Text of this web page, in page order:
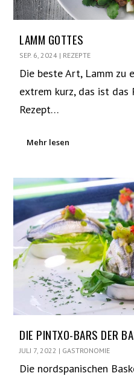
LAMM GOTTES
SEP. 6, 2024 | REZEPTE
Die beste Art, Lamm zu
extrem kurz, das ist das
Rezept…
Mehr lesen
DIE PINTXO-BARS DER
JULI 7, 2022 | GASTRONOMIE
Die nordspanischen